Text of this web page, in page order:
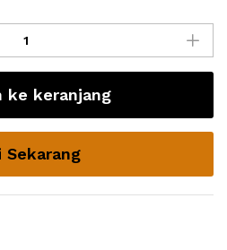
ke keranjang
Sekarang